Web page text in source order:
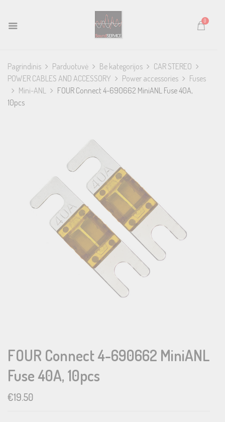
0
Pagrindinis Parduotuvė Be kategorijos
CAR STEREO
POWER CABLES AND ACCESSORY
Power accessories
Fuses
Mini-ANL
FOUR Connect 4-690662 MiniANL Fuse 40A,
10pcs
FOUR Connect 4-690662 MiniANL
Fuse 40A, 10pcs
€19.50